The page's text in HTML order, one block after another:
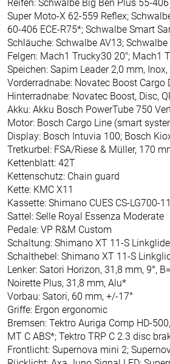
Reifen: Schwalbe Big Ben Plus 55-
Super Moto-X 62-559 Reflex;
60-406 ECE-R75*; Schwalbe Smart
Schläuche: Schwalbe AV13; Schwalbe
Felgen: Mach1 Trucky30 20"; Mach1
Speichen: Sapim Leader 2,0 mm,
Vorderradnabe: Novatec Boost Cargo
Hinterradnabe: Novatec Boost, Disc,
Akku: Akku Bosch PowerTube 750
Motor: Bosch Cargo Line (smart
Display: Bosch Intuvia 100; Bosch
Tretkurbel: FSA/Riese & Müller, 170
Kettenblatt: 42T
Kettenschutz: Chain guard
Kette: KMC X11
Kassette: Shimano CUES CS-LG700-
Sattel: Selle Royal Essenza Moderate
Pedale: VP R&M Custom
Schaltung: Shimano XT 11-S Linkglide
Schalthebel: Shimano XT 11-S
Lenker: Satori Horizon, 31,8 mm, 9°,
Noirette Plus, 31,8 mm, Alu*
Vorbau: Satori, 60 mm, +/-17°
Griffe: Ergon ergonomic
Bremsen: Tektro Auriga Comp HD-
MT C ABS*; Tektro TRP C 2.3 disc
Frontlicht: Supernova mini 2;